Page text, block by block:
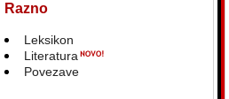
Razno
Leksikon
Literatura
Povezave